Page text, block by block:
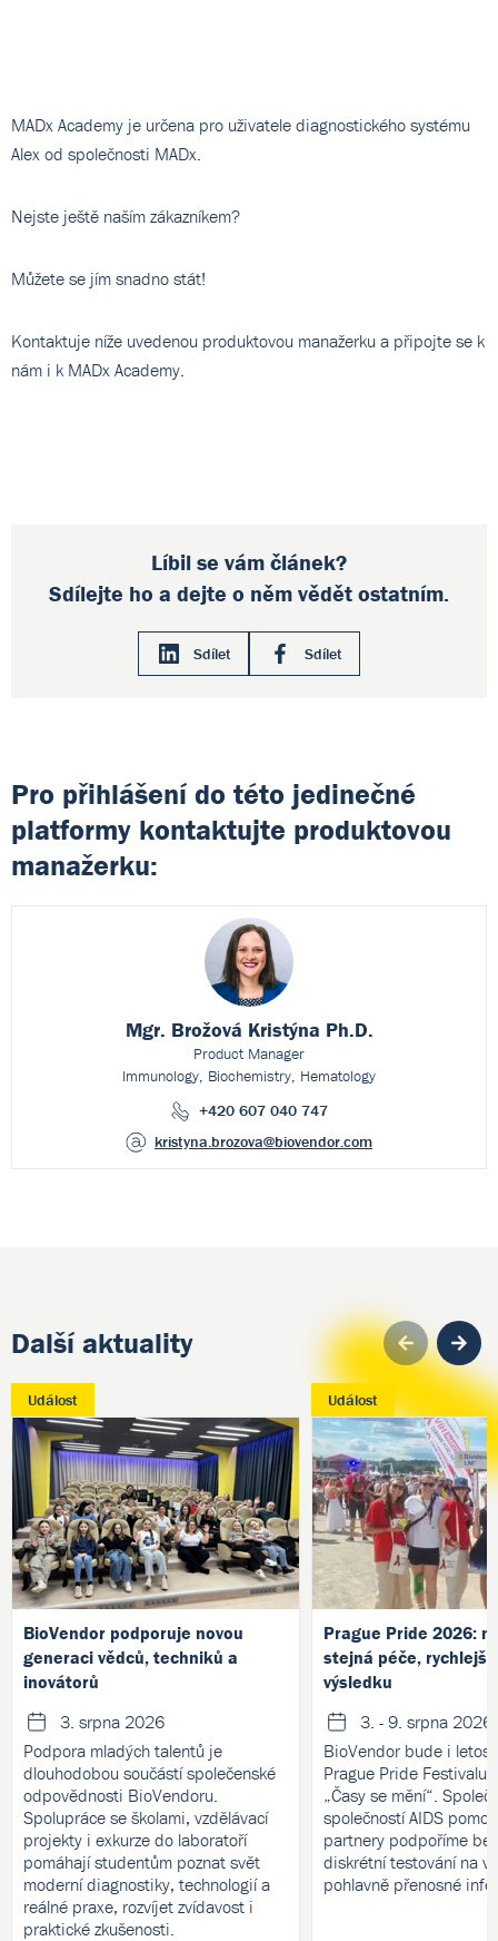
MADx Academy je určena pro uživatele diagnostického systému
Alex od společnosti MADx.
Nejste ještě naším zákazníkem?
Můžete se jím snadno stát!
Kontaktuje níže uvedenou produktovou manažerku a připojte se k
nám i k MADx Academy.
Líbil se vám článek?
Sdílejte ho a dejte o něm vědět ostatním.
Sdílet Sdílet
Pro přihlášení do této jedinečné
platformy kontaktujte produktovou
manažerku:
Mgr. Brožová Kristýna Ph.D.
Product Manager
Immunology, Biochemistry, Hematology
+420 607 040 747
kristyna.brozova@biovendor.com
Další aktuality
Událost
BioVendor podporuje novou
generaci vědců, techniků a
inovátorů
3. srpna 2026
Podpora mladých talentů je
dlouhodobou součástí společenské
odpovědnosti BioVendoru.
Spolupráce se školami, vzdělávací
projekty i exkurze do laboratoří
pomáhají studentům poznat svět
moderní diagnostiky, technologií a
reálné praxe, rozvíjet zvídavost i
praktické zkušenosti.
Událost
Prague Pride 2026:
stejná péče, rychlejší
výsledku
3. - 9. srpna 2026
BioVendor bude i letos
Prague Pride Festivalu
„Časy se mění“.
společností AIDS
partnery podpoříme
diskrétní testování na
pohlavně přenosné